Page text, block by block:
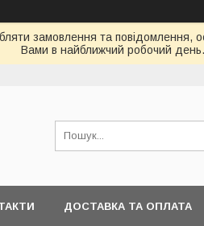
замовлення та повідомлення,
Вами в найближчий робочий день.
ДОСТАВКА ТА ОПЛАТА